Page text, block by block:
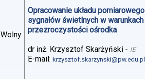
Wolny
Opracowanie układu
sygnałów świetlnych w
przezroczystości ośrodka
dr inż. Krzysztof Skarżyński - IE
E-mail:krzysztof.skarzynski@pw.edu.pl